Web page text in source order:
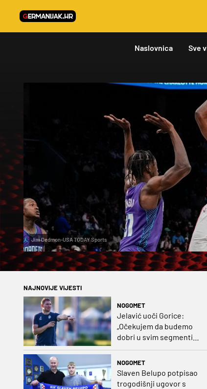
Naslovnica Sve
Jim Dedmon-USA TODAY Sports
NAJNOVIJE VIJESTI
NOGOMET
Jelavić uoči Gorice:
„Očekujem da budemo
dobri u svim segmentima
NOGOMET
Slaven Belupo potpisao
trogodišnji ugovor s